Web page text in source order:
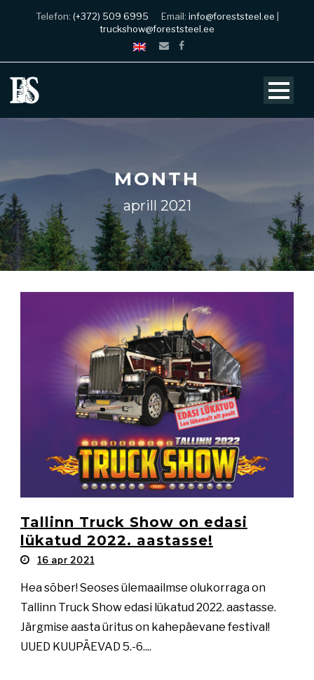
Telefon: (+372) 509 6995 Email: info@foreststeel.ee
truckshow@foreststeel.ee
MONTH
aprill 2021
Tallinn Truck Show on edasi
lükatud 2022. aastasse!
16 apr 2021
Hea sõber! Seoses ülemaailmse olukorraga on
Tallinn Truck Show edasi lükatud 2022. aastasse.
Järgmise aasta üritus on kahepäevane festival!
UUED KUUPÄEVAD 5.-6....